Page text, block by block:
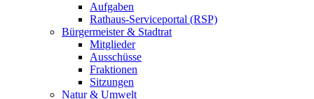
Aufgaben
Rathaus-Serviceportal (RSP)
Bürgermeister & Stadtrat
Mitglieder
Ausschüsse
Fraktionen
Sitzungen
Natur & Umwelt